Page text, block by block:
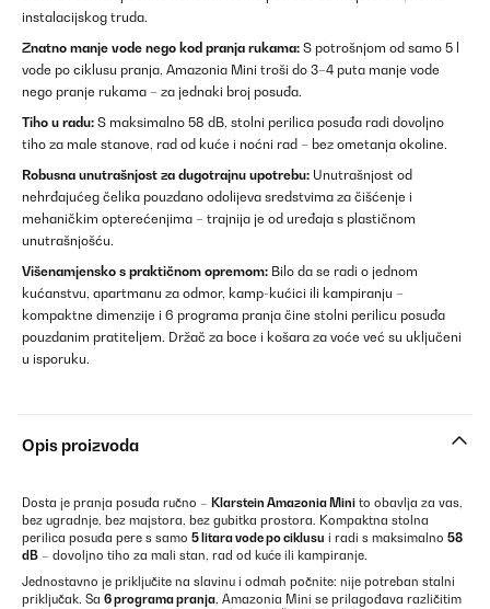
instalacijskog truda.
Znatno manje vode nego kod pranja rukama: S potrošnjom od samo 5 l
vode po ciklusu pranja, Amazonia Mini troši do 3–4 puta manje vode
nego pranje rukama – za jednaki broj posuđa.
Tiho u radu: S maksimalno 58 dB, stolni perilica posuđa radi dovoljno
tiho za male stanove, rad od kuće i noćni rad – bez ometanja okoline.
Robusna unutrašnjost za dugotrajnu upotrebu: Unutrašnjost od
nehrđajućeg čelika pouzdano odolijeva sredstvima za čišćenje i
mehaničkim opterećenjima – trajnija je od uređaja s plastičnom
unutrašnjošću.
Višenamjensko s praktičnom opremom: Bilo da se radi o jednom
kućanstvu, apartmanu za odmor, kamp-kućici ili kampiranju –
kompaktne dimenzije i 6 programa pranja čine stolni perilicu posuđa
pouzdanim pratiteljem. Držač za boce i košara za voće već su uključeni
u isporuku.
Opis proizvoda
Dosta je pranja posuđa ručno – Klarstein Amazonia Mini to obavlja za vas,
bez ugradnje, bez majstora, bez gubitka prostora. Kompaktna stolna
perilica posuđa pere s samo 5 litara vode po ciklusu i radi s maksimalno 58
dB – dovoljno tiho za mali stan, rad od kuće ili kampiranje.
Jednostavno je priključite na slavinu i odmah počnite: nije potreban stalni
priključak. Sa 6 programa pranja, Amazonia Mini se prilagođava različitim